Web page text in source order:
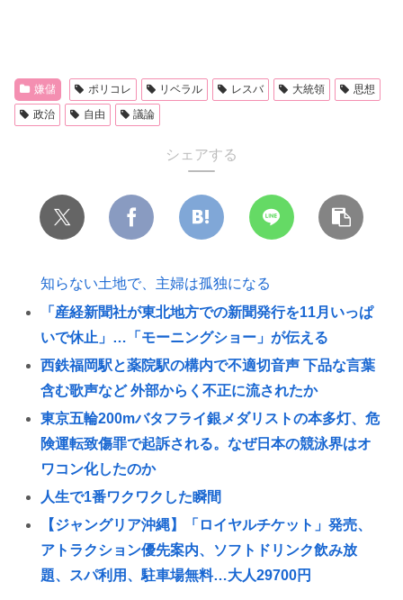
嫌儲 ポリコレ リベラル レスバ 大統領
思想
政治
自由 議論
シェアする
知らない土地で、主婦は孤独になる
「産経新聞社が東北地方での新聞発行を11月いっぱ
いで休止」…「モーニングショー」が伝える
西鉄福岡駅と薬院駅の構内で不適切音声 下品な言葉
含む歌声など 外部からく不正に流されたか
東京五輪200mバタフライ銀メダリストの本多灯、危
険運転致傷罪で起訴される。なぜ日本の競泳界はオ
ワコン化したのか
人生で1番ワクワクした瞬間
【ジャングリア沖縄】「ロイヤルチケット」発売、
アトラクション優先案内、ソフトドリンク飲み放
題、スパ利用、駐車場無料…大人29700円